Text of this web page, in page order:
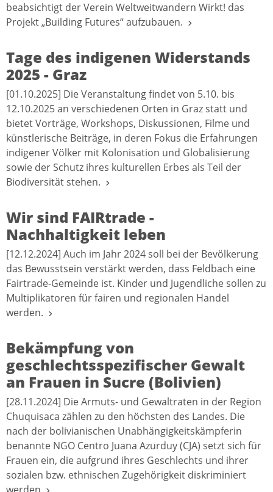
beabsichtigt der Verein Weltweitwandern Wirkt! das
Projekt „Building Futures“ aufzubauen.
Tage des indigenen Widerstands
2025 - Graz
[01.10.2025] Die Veranstaltung findet von 5.10. bis
12.10.2025 an verschiedenen Orten in Graz statt und
bietet Vorträge, Workshops, Diskussionen, Filme und
künstlerische Beiträge, in deren Fokus die Erfahrungen
indigener Völker mit Kolonisation und Globalisierung
sowie der Schutz ihres kulturellen Erbes als Teil der
Biodiversität stehen.
Wir sind FAIRtrade -
Nachhaltigkeit leben
[12.12.2024] Auch im Jahr 2024 soll bei der Bevölkerung
das Bewusstsein verstärkt werden, dass Feldbach eine
Fairtrade-Gemeinde ist. Kinder und Jugendliche sollen zu
Multiplikatoren für fairen und regionalen Handel
werden.
Bekämpfung von
geschlechtsspezifischer Gewalt
an Frauen in Sucre (Bolivien)
[28.11.2024] Die Armuts- und Gewaltraten in der Region
Chuquisaca zählen zu den höchsten des Landes. Die
nach der bolivianischen Unabhängigkeitskämpferin
benannte NGO Centro Juana Azurduy (CJA) setzt sich für
Frauen ein, die aufgrund ihres Geschlechts und ihrer
sozialen bzw. ethnischen Zugehörigkeit diskriminiert